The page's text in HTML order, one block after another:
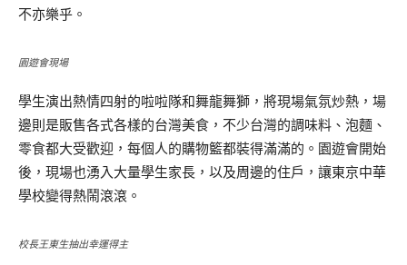
不亦樂乎。
園遊會現場
學生演出熱情四射的啦啦隊和舞龍舞獅，將現場氣氛炒熱，場
邊則是販售各式各樣的台灣美食，不少台灣的調味料、泡麵、
零食都大受歡迎，每個人的購物籃都裝得滿滿的。園遊會開始
後，現場也湧入大量學生家長，以及周邊的住戶，讓東京中華
學校變得熱鬧滾滾。
校長王東生抽出幸運得主